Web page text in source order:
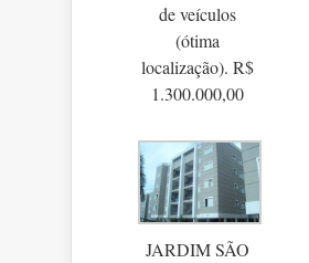
de veículos
(ótima
localização). R$
1.300.000,00
JARDIM SÃO